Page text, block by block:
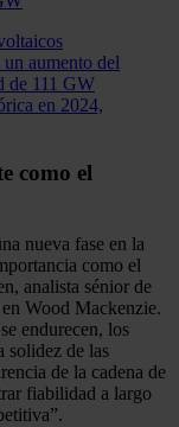
aumento del
de 111 GW
en 2024,
como el
nueva fase en la
como el
analista sénior de
Wood Mackenzie.
endurecen, los
solidez de las
de la cadena de
fiabilidad a largo